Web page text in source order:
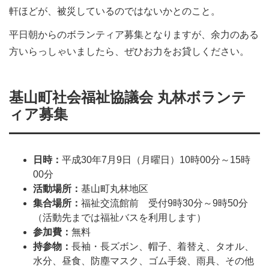
軒ほどが、被災しているのではないかとのこと。
平日朝からのボランティア募集となりますが、余力のある
方いらっしゃいましたら、ぜひお力をお貸しください。
基山町社会福祉協議会 丸林ボランテ
ィア募集
日時： 平成30年7月9日（月曜日）10時00分～15時
00分
活動場所： 基山町丸林地区
集合場所： 福祉交流館前 受付9時30分～9時50分
（活動先までは福祉バスを利用します）
参加費： 無料
持参物： 長袖・長ズボン、帽子、着替え、タオル、
水分、昼食、防塵マスク、ゴム手袋、雨具、その他